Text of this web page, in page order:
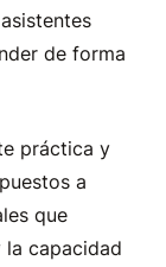
de forma
práctica y
a
que
capacidad